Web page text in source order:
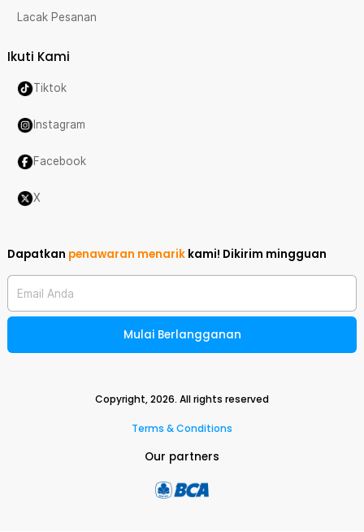
Lacak Pesanan
Ikuti Kami
Tiktok
Instagram
Facebook
X
Dapatkan penawaran menarik kami! Dikirim mingguan
Email Anda
Mulai Berlangganan
Copyright,2026. All rights reserved
Terms & Conditions
Our partners